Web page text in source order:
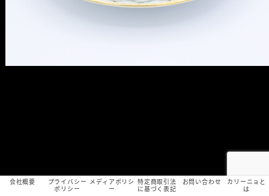
会社概要
プライバシー
ポリシー
メディアポリシ
ー
特定商取引法
に基づく表記
お問い合わせ
カリーニョと
は